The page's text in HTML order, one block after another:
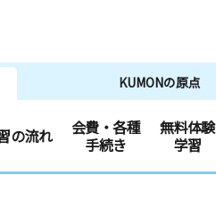
KUMONの原点
の流れ
会費・各種
手続き
無料体験
学習